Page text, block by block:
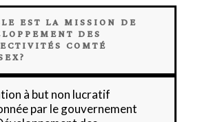
EST LA MISSION DE
DES
COMTÉ
à but non lucratif
par le gouvernement